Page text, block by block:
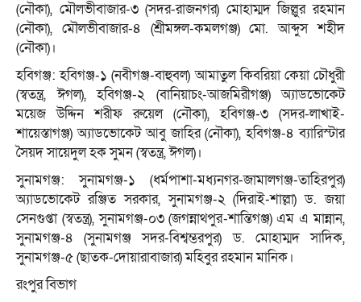
(নৌকা), মৌলভীবাজার-৩ (সদর-রাজনগর) মোহাম্মদ জিল্লুর রহমান
(নৌকা), মৌলভীবাজার-৪ (শ্রীমঙ্গল-কমলগঞ্জ) মো. আব্দুস শহীদ
(নৌকা)।
হবিগঞ্জ: হবিগঞ্জ-১ (নবীগঞ্জ-বাহুবল) আমাতুল কিবরিয়া কেয়া চৌধুরী
(স্বতন্ত্র, ঈগল), হবিগঞ্জ-২ (বানিয়াচং-আজমিরীগঞ্জ) অ্যাডভোকেট
ময়েজ উদ্দিন শরীফ রুয়েল (নৌকা), হবিগঞ্জ-৩ (সদর-লাখাই-
শায়েস্তাগঞ্জ) অ্যাডভোকেট আবু জাহির (নৌকা), হবিগঞ্জ-৪ ব্যারিস্টার
সৈয়দ সায়েদুল হক সুমন (স্বতন্ত্র, ঈগল)।
সুনামগঞ্জ: সুনামগঞ্জ-১ (ধর্মপাশা-মধ্যনগর-জামালগঞ্জ-তাহিরপুর)
অ্যাডভোকেট রঞ্জিত সরকার, সুনামগঞ্জ-২ (দিরাই-শাল্লা) ড. জয়া
সেনগুপ্তা (স্বতন্ত্র), সুনামগঞ্জ-০৩ (জগন্নাথপুর-শান্তিগঞ্জ) এম এ মান্নান,
সুনামগঞ্জ-৪ (সুনামগঞ্জ সদর-বিশ্বম্ভরপুর) ড. মোহাম্মদ সাদিক,
সুনামগঞ্জ-৫ (ছাতক-দোয়ারাবাজার) মহিবুর রহমান মানিক।
রংপুর বিভাগ